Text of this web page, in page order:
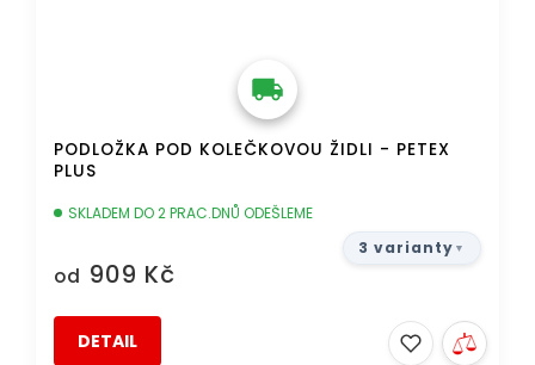
PODLOŽKA POD KOLEČKOVOU ŽIDLI - PETEX
PLUS
SKLADEM DO 2 PRAC.DNŮ ODEŠLEME
od 909 Kč
DETAIL
3 varianty